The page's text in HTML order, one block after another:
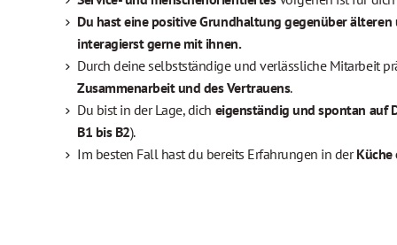
Du hast eine positive Grundhaltung gegenüber
interagierst gerne mit ihnen.
Durch deine selbstständige und verlässliche Mitarbeit
Zusammenarbeit und des Vertrauens.
Du bist in der Lage, dich eigenständig und spontan auf
B1 bis B2).
Im besten Fall hast du bereits Erfahrungen in derKüche